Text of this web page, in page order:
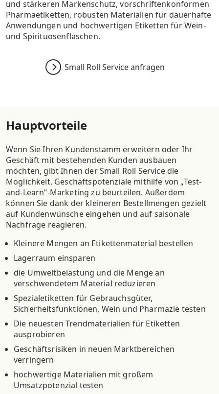
und stärkeren Markenschutz, vorschriftenkonformen
Pharmaetiketten, robusten Materialien für dauerhafte
Anwendungen und hochwertigen Etiketten für Wein-
und Spirituosenflaschen.
Small Roll Service anfragen
Hauptvorteile
Wenn Sie Ihren Kundenstamm erweitern oder Ihr
Geschäft mit bestehenden Kunden ausbauen
möchten, gibt Ihnen der Small Roll Service die
Möglichkeit, Geschäftspotenziale mithilfe von „Test-
and-Learn“-Marketing zu beurteilen. Außerdem
können Sie dank der kleineren Bestellmengen gezielt
auf Kundenwünsche eingehen und auf saisonale
Nachfrage reagieren.
Kleinere Mengen an Etikettenmaterial bestellen
Lagerraum einsparen
die Umweltbelastung und die Menge an
verschwendetem Material reduzieren
Spezialetiketten für Gebrauchsgüter,
Sicherheitsfunktionen, Wein und Pharmazie testen
Die neuesten Trendmaterialien für Etiketten
ausprobieren
Geschäftsrisiken in neuen Marktbereichen
verringern
hochwertige Materialien mit großem
Umsatzpotenzial testen